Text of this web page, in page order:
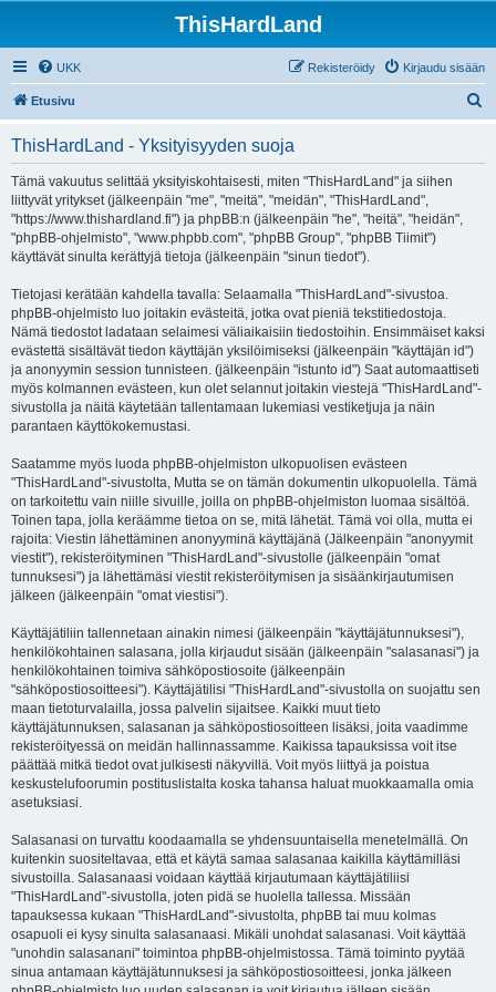
ThisHardLand
UKK Kirjaudu sisään
Rekisteröidy
Etusivu
ThisHardLand - Yksityisyyden suoja
Tämä vakuutus selittää yksityiskohtaisesti, miten "ThisHardLand" ja siihen
liittyvät yritykset (jälkeenpäin "me", "meitä", "meidän", "ThisHardLand",
"https://www.thishardland.fi") ja phpBB:n (jälkeenpäin "he", "heitä", "heidän",
"phpBB-ohjelmisto", "www.phpbb.com", "phpBB Group", "phpBB Tiimit")
käyttävät sinulta kerättyjä tietoja (jälkeenpäin "sinun tiedot").
Tietojasi kerätään kahdella tavalla: Selaamalla "ThisHardLand"-sivustoa.
phpBB-ohjelmisto luo joitakin evästeitä, jotka ovat pieniä tekstitiedostoja.
Nämä tiedostot ladataan selaimesi väliaikaisiin tiedostoihin. Ensimmäiset kaksi
evästettä sisältävät tiedon käyttäjän yksilöimiseksi (jälkeenpäin "käyttäjän id")
ja anonyymin session tunnisteen. (jälkeenpäin "istunto id") Saat automaattiseti
myös kolmannen evästeen, kun olet selannut joitakin viestejä "ThisHardLand"-
sivustolla ja näitä käytetään tallentamaan lukemiasi vestiketjuja ja näin
parantaen käyttökokemustasi.
Saatamme myös luoda phpBB-ohjelmiston ulkopuolisen evästeen
"ThisHardLand"-sivustolta, Mutta se on tämän dokumentin ulkopuolella. Tämä
on tarkoitettu vain niille sivuille, joilla on phpBB-ohjelmiston luomaa sisältöä.
Toinen tapa, jolla keräämme tietoa on se, mitä lähetät. Tämä voi olla, mutta ei
rajoita: Viestin lähettäminen anonyyminä käyttäjänä (Jälkeenpäin "anonyymit
viestit"), rekisteröityminen "ThisHardLand"-sivustolle (jälkeenpäin "omat
tunnuksesi") ja lähettämäsi viestit rekisteröitymisen ja sisäänkirjautumisen
jälkeen (jälkeenpäin "omat viestisi").
Käyttäjätiliin tallennetaan ainakin nimesi (jälkeenpäin "käyttäjätunnuksesi"),
henkilökohtainen salasana, jolla kirjaudut sisään (jälkeenpäin "salasanasi") ja
henkilökohtainen toimiva sähköpostiosoite (jälkeenpäin
"sähköpostiosoitteesi"). Käyttäjätilisi "ThisHardLand"-sivustolla on suojattu sen
maan tietoturvalailla, jossa palvelin sijaitsee. Kaikki muut tieto
käyttäjätunnuksen, salasanan ja sähköpostiosoitteen lisäksi, joita vaadimme
rekisteröityessä on meidän hallinnassamme. Kaikissa tapauksissa voit itse
päättää mitkä tiedot ovat julkisesti näkyvillä. Voit myös liittyä ja poistua
keskustelufoorumin postituslistalta koska tahansa haluat muokkaamalla omia
asetuksiasi.
Salasanasi on turvattu koodaamalla se yhdensuuntaisella menetelmällä. On
kuitenkin suositeltavaa, että et käytä samaa salasanaa kaikilla käyttämilläsi
sivustoilla. Salasanaasi voidaan käyttää kirjautumaan käyttäjätiliisi
"ThisHardLand"-sivustolla, joten pidä se huolella tallessa. Missään
tapauksessa kukaan "ThisHardLand"-sivustolta, phpBB tai muu kolmas
osapuoli ei kysy sinulta salasanaasi. Mikäli unohdat salasanasi. Voit käyttää
"unohdin salasanani" toimintoa phpBB-ohjelmistossa. Tämä toiminto pyytää
sinua antamaan käyttäjätunnuksesi ja sähköpostiosoitteesi, jonka jälkeen